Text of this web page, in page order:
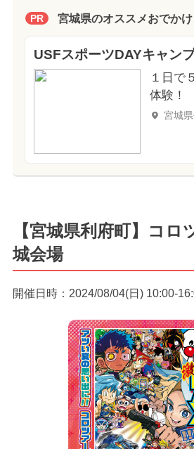
PR 宮城県のオススメおでかけ
USFスポーツDAYキャン
１日で
体験！
宮城
【宮城県利府町】コロ
城会場
開催日時：2024/08/04(日) 10:00-